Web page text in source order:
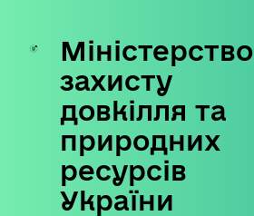
Skip
content
Міністерство
захисту
довкілля та
природних
ресурсів
України